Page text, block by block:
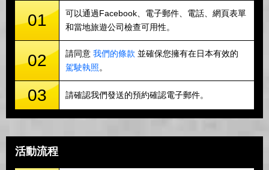
01
可以通過Facebook、電子郵件、電話、網頁表單
和當地旅遊公司檢查可用性。
02 請同意 我們的條款 並確保您擁有在日本有效的
駕駛執照。
03 請確認我們發送的預約確認電子郵件。
活動流程